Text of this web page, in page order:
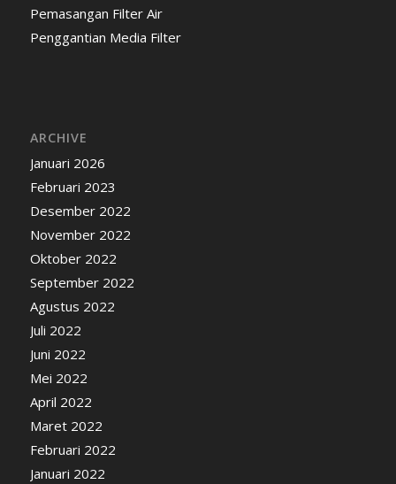
Pemasangan Filter Air
Penggantian Media Filter
ARCHIVE
Januari 2026
Februari 2023
Desember 2022
November 2022
Oktober 2022
September 2022
Agustus 2022
Juli 2022
Juni 2022
Mei 2022
April 2022
Maret 2022
Februari 2022
Januari 2022